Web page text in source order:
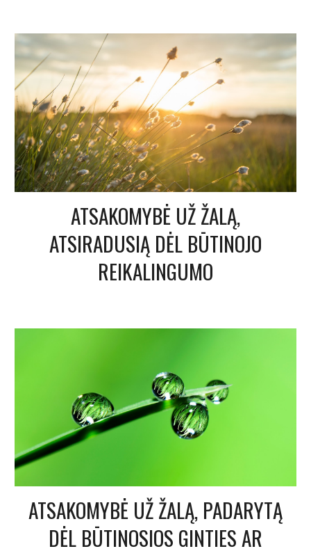
ATSAKOMYBĖ UŽ ŽALĄ,
ATSIRADUSIĄ DĖL BŪTINOJO
REIKALINGUMO
ATSAKOMYBĖ UŽ ŽALĄ, PADARYTĄ
DĖL BŪTINOSIOS GINTIES AR